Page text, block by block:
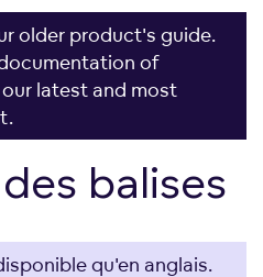
older product's guide.
of
latest and most
balises
qu'en anglais.